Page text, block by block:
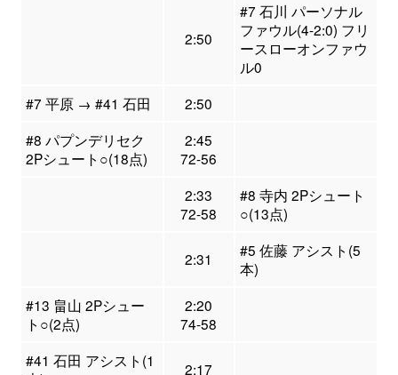
2:50
#7 石川 パーソナル
ファウル(4-2:0) フリ
ースローオンファウ
ル0
#7 平原 → #41 石田
2:50
#8 パプンデリセク
2Pシュート○(18点)
2:45
72-56
2:33
72-58
#8 寺内 2Pシュート
○(13点)
2:31
#5 佐藤 アシスト(5
本)
#13 畠山 2Pシュー
ト○(2点)
2:20
74-58
#41 石田 アシスト(1
2:17